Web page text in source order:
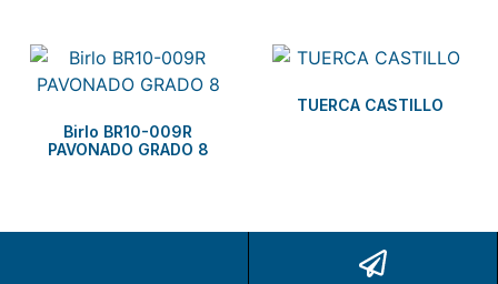
Birlo BR10-009R
PAVONADO GRADO 8
TUERCA CASTILLO